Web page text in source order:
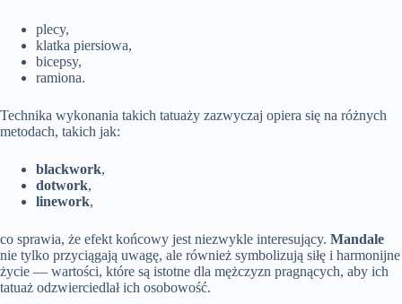
plecy,
klatka piersiowa,
bicepsy,
ramiona.
Technika wykonania takich tatuaży zazwyczaj opiera się na różnych
metodach, takich jak:
blackwork,
dotwork,
linework,
co sprawia, że efekt końcowy jest niezwykle interesujący. Mandale
nie tylko przyciągają uwagę, ale również symbolizują siłę i harmonijne
życie — wartości, które są istotne dla mężczyzn pragnących, aby ich
tatuaż odzwierciedlał ich osobowość.